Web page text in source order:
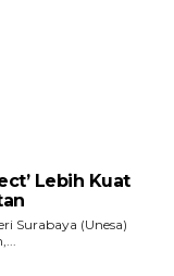
Lebih Kuat
Surabaya (Unesa)